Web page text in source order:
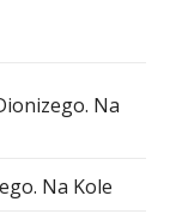
Na
Na Kole